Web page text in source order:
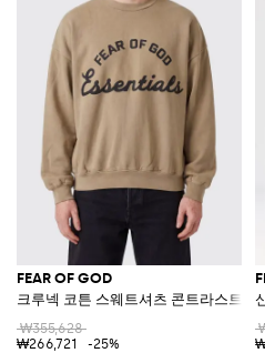
FEAR OF GOD
크루넥 코튼 스웨트셔츠 콘트라스트 로
₩355,628
₩266,721
-25%